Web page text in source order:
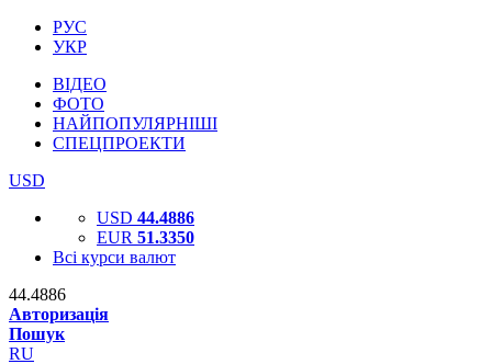
РУС
УКР
ВІДЕО
ФОТО
НАЙПОПУЛЯРНІШІ
СПЕЦПРОЕКТИ
USD
USD 44.4886
EUR 51.3350
Всі курси валют
44.4886
Авторизація
Пошук
RU